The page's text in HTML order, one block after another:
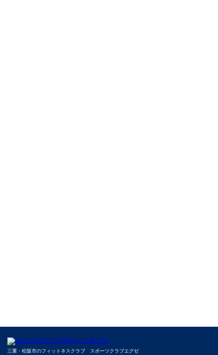
三重・松阪市のフィットネスクラブ スポーツクラブエグゼ